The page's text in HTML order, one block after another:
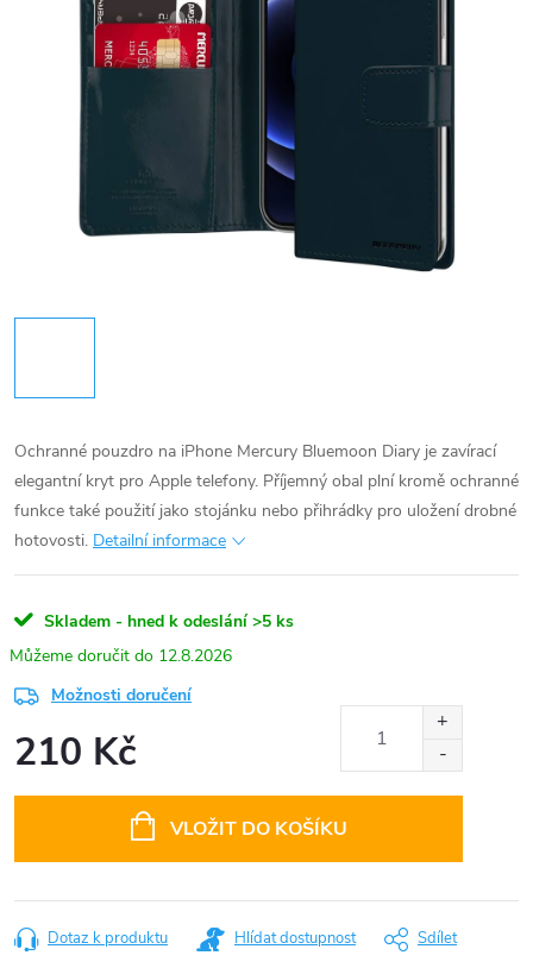
Ochranné pouzdro na iPhone Mercury Bluemoon Diary je zavírací
elegantní kryt pro Apple telefony. Příjemný obal plní kromě ochranné
funkce také použití jako stojánku nebo přihrádky pro uložení drobné
hotovosti. Detailní informace
Skladem - hned k odeslání >5 ks
12.8.2026
Možnosti doručení
210 Kč
VLOŽIT DO KOŠÍKU
Dotaz k produktu Hlídat dostupnost Sdílet